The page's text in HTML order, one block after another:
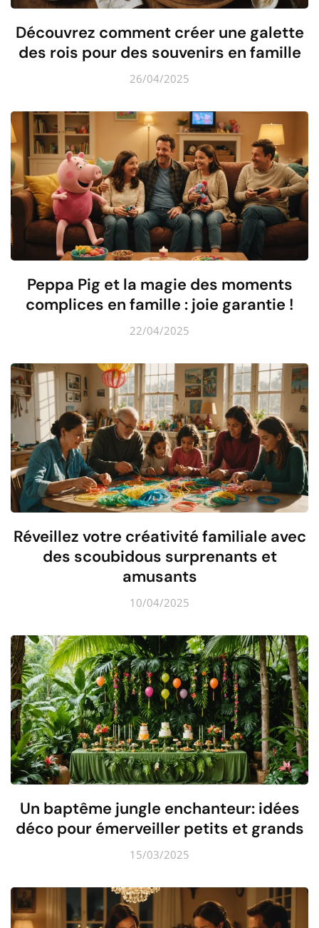
Découvrez comment créer une galette
des rois pour des souvenirs en famille
26/04/2025
Peppa Pig et la magie des moments
complices en famille : joie garantie !
22/04/2025
Réveillez votre créativité familiale avec
des scoubidous surprenants et
amusants
10/04/2025
Un baptême jungle enchanteur: idées
déco pour émerveiller petits et grands
15/03/2025